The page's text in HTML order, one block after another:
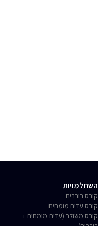
השתלמויות
קורס בוררים
קורס עדים מומחים
קורס משולב (עדים מומחים +